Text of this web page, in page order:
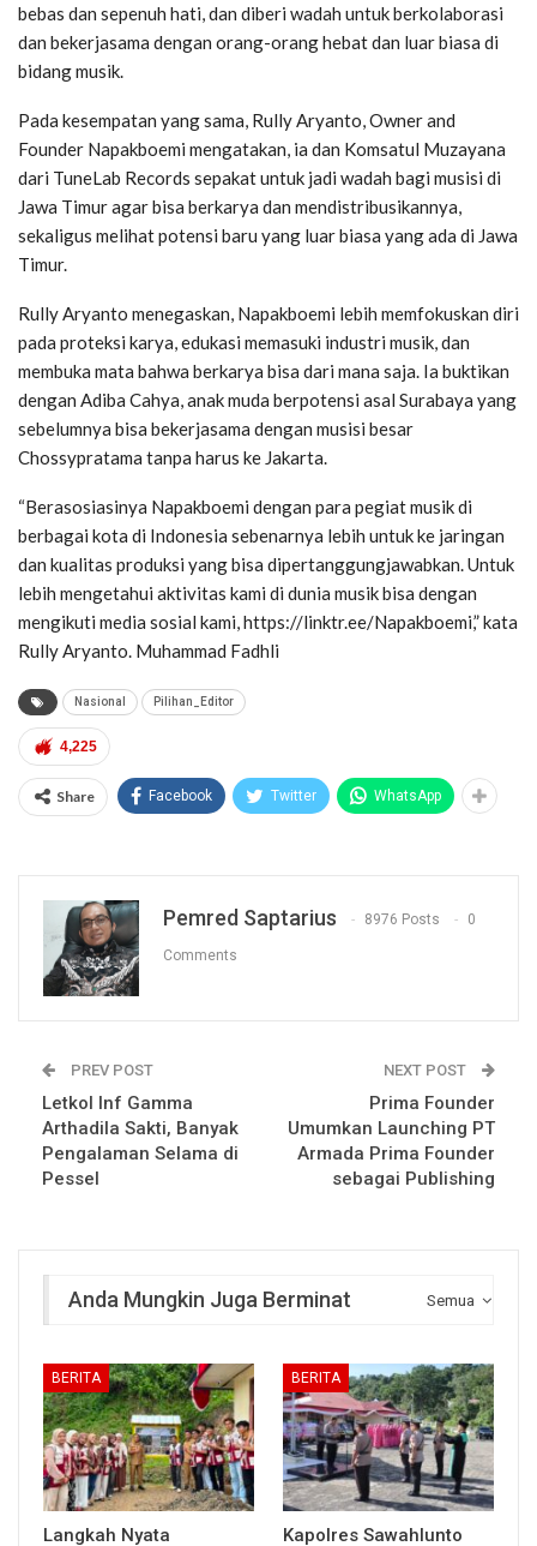
bebas dan sepenuh hati, dan diberi wadah untuk berkolaborasi
dan bekerjasama dengan orang-orang hebat dan luar biasa di
bidang musik.
Pada kesempatan yang sama, Rully Aryanto, Owner and
Founder Napakboemi mengatakan, ia dan Komsatul Muzayana
dari TuneLab Records sepakat untuk jadi wadah bagi musisi di
Jawa Timur agar bisa berkarya dan mendistribusikannya,
sekaligus melihat potensi baru yang luar biasa yang ada di Jawa
Timur.
Rully Aryanto menegaskan, Napakboemi lebih memfokuskan diri
pada proteksi karya, edukasi memasuki industri musik, dan
membuka mata bahwa berkarya bisa dari mana saja. Ia buktikan
dengan Adiba Cahya, anak muda berpotensi asal Surabaya yang
sebelumnya bisa bekerjasama dengan musisi besar
Chossypratama tanpa harus ke Jakarta.
“Berasosiasinya Napakboemi dengan para pegiat musik di
berbagai kota di Indonesia sebenarnya lebih untuk ke jaringan
dan kualitas produksi yang bisa dipertanggungjawabkan. Untuk
lebih mengetahui aktivitas kami di dunia musik bisa dengan
mengikuti media sosial kami, https://linktr.ee/Napakboemi,” kata
Rully Aryanto. Muhammad Fadhli
Nasional Pilihan_Editor
4,225
Share Facebook Twitter WhatsApp
Pemred Saptarius 8976 Posts 0
Comments
PREV POST
Letkol Inf Gamma
Arthadila Sakti, Banyak
Pengalaman Selama di
Pessel
NEXT POST
Prima Founder
Umumkan Launching PT
Armada Prima Founder
sebagai Publishing
Semua
Anda Mungkin Juga Berminat
BERITA
Langkah Nyata
BERITA
Kapolres Sawahlunto